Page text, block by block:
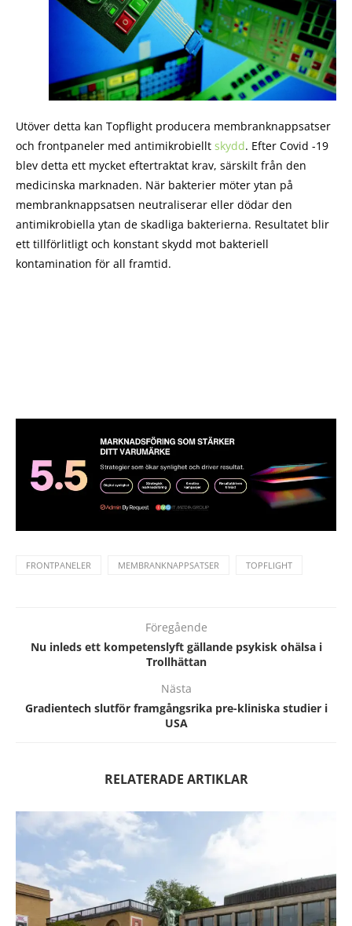
Utöver detta kan Topflight producera membranknappsatser
och frontpaneler med antimikrobiellt skydd. Efter Covid -19
blev detta ett mycket eftertraktat krav, särskilt från den
medicinska marknaden. När bakterier möter ytan på
membranknappsatsen neutraliserar eller dödar den
antimikrobiella ytan de skadliga bakterierna. Resultatet blir
ett tillförlitligt och konstant skydd mot bakteriell
kontamination för all framtid.
FRONTPANELER MEMBRANKNAPPSATSER TOPFLIGHT
Föregående
Nu inleds ett kompetenslyft gällande psykisk ohälsa i
Trollhättan
Nästa
Gradientech slutför framgångsrika pre-kliniska studier i
USA
RELATERADE ARTIKLAR